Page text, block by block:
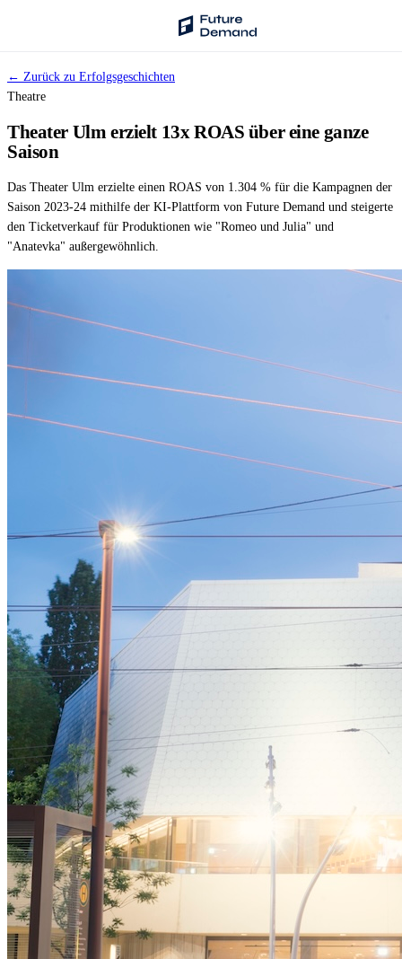
✦
Audience Intelligence
Taste-Cluster-Technologie
Lookout
Nachfrageprognose
Wave
Automatische Segmentierung
Frag deine Daten
Produktempfehlungs-API
Live
Für Veranstalter & Kultureinrichtungen
Prisma
Für Marketing-Teams & Agenturen
Produkt finden
Produkte & Preise vergleichen
USE CASES
Agenturen
Hotels & Regionen
Interne Teams
Live Entertainment
Künstleragenturen
Performing Arts
Veranstalter, Festivals & Nightlife
← Zurück zu Erfolgsgeschichten
Theatre
Theater Ulm erzielt 13x ROAS über eine ganze
Saison
Das Theater Ulm erzielte einen ROAS von 1.304 % für die Kampagnen der
Saison 2023-24 mithilfe der KI-Plattform von Future Demand und steigerte
den Ticketverkauf für Produktionen wie "Romeo und Julia" und
"Anatevka" außergewöhnlich.